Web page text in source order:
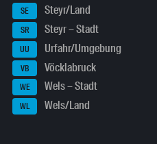
SE Steyr/Land
SR Steyr – Stadt
UU Urfahr/Umgebung
VB Vöcklabruck
WE Wels – Stadt
WL Wels/Land